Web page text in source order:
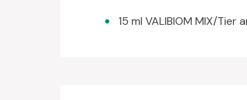
15 ml VALIBIOM MIX/Tier